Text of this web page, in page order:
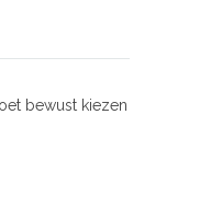
bewust kiezen